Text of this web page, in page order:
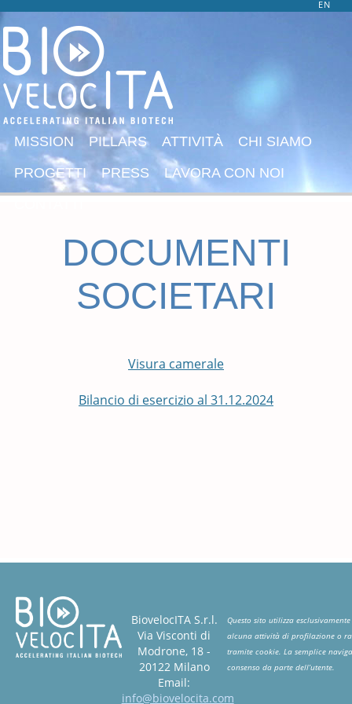
EN
MISSION PILLARS ATTIVITÀ
CHI SIAMO
PROGETTI
PRESS
LAVORA CON NOI
DOCUMENTI
SOCIETARI
Visura camerale
Bilancio di esercizio al 31.12.2024
BiovelocITA S.r.l.
Via Visconti di
Modrone, 18 -
20122 Milano
Email:
info@biovelocita.com
Questo sito utilizza
alcuna attività di profilazione o
tramite cookie. La semplice
consenso da parte dell’utente.